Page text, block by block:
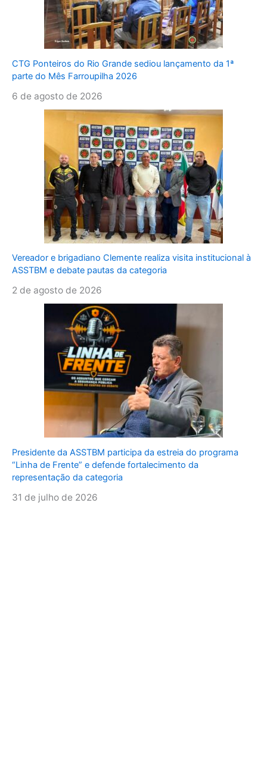
CTG Ponteiros do Rio Grande sediou lançamento da 1ª
parte do Mês Farroupilha 2026
6 de agosto de 2026
Vereador e brigadiano Clemente realiza visita institucional à
ASSTBM e debate pautas da categoria
2 de agosto de 2026
Presidente da ASSTBM participa da estreia do programa
“Linha de Frente” e defende fortalecimento da
representação da categoria
31 de julho de 2026